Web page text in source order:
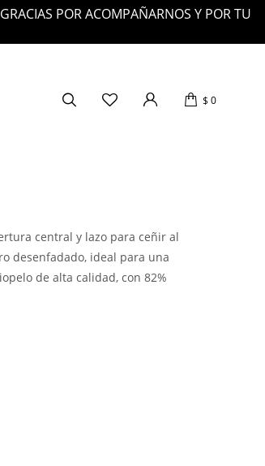
POR ACOMPAÑARNOS Y POR TU
$ 0
central y lazo para ceñir al
desenfadado, ideal para una
de alta calidad, con 82%